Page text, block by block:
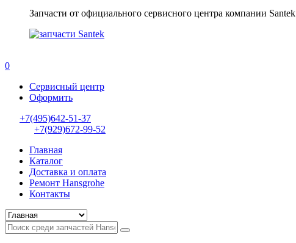
Запчасти от официального сервисного центра компании Santek
0
Сервисный центр
Оформить
+7(495)642-51-37
+7(929)672-99-52
Главная
Каталог
Доставка и оплата
Ремонт Hansgrohe
Контакты